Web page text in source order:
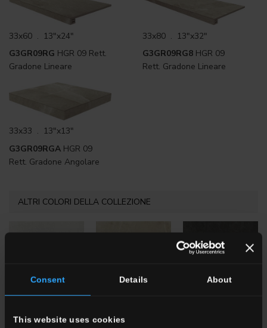
Consent Details About
This website uses cookies
33x60 . 13"x24"
G3GR09RG HGR 09 Rett.
Gradone Lineare
33x80 . 13"x32"
G3GR09RG8 HGR 09
Rett. Gradone Lineare
33x33 . 13"x13"
G3GR09RGA HGR 09
Rett. Gradone Angolare
ALTRI COLORI DELLA COLLEZIONE